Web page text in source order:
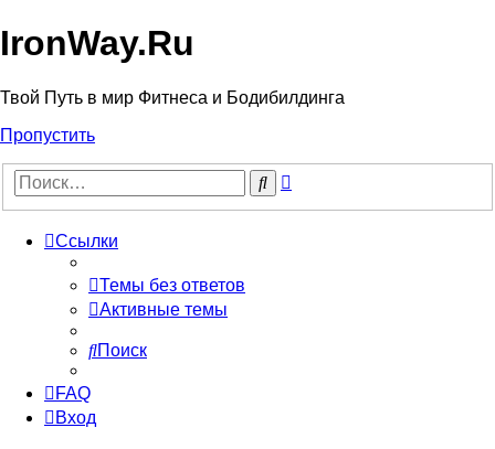
IronWay.Ru
Твой Путь в мир Фитнеса и Бодибилдинга
Пропустить
Поиск
Ссылки
Темы без ответов
Активные темы
Поиск
FAQ
Вход